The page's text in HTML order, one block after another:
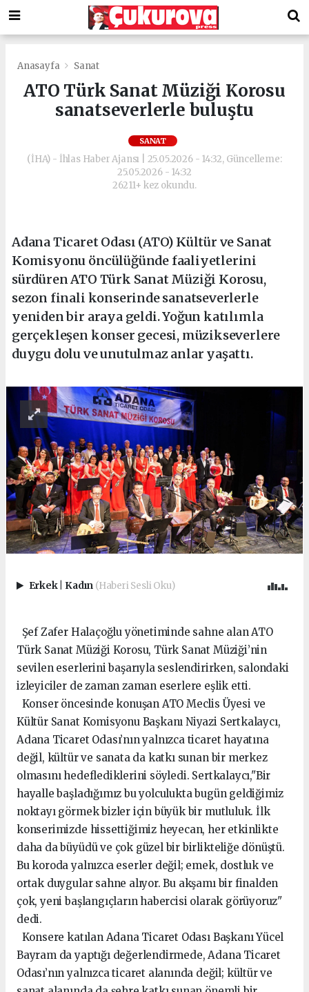
Anasayfa Sanat
ATO Türk Sanat Müziği Korosu
sanatseverlerle buluştu
SANAT
(İHA) - İhlas Haber Ajansı | 25.05.2026 - 14:32, Güncelleme:
25.05.2026 - 14:32
26211+ kez okundu.
Adana Ticaret Odası (ATO) Kültür ve Sanat
Komisyonu öncülüğünde faaliyetlerini
sürdüren ATO Türk Sanat Müziği Korosu,
sezon finali konserinde sanatseverlerle
yeniden bir araya geldi. Yoğun katılımla
gerçekleşen konser gecesi, müzikseverlere
duygu dolu ve unutulmaz anlar yaşattı.
Erkek Kadın (Haberi Sesli Oku)
Şef Zafer Halaçoğlu yönetiminde sahne alan ATO
Türk Sanat Müziği Korosu, Türk Sanat Müziği’nin
sevilen eserlerini başarıyla seslendirirken, salondaki
izleyiciler de zaman zaman eserlere eşlik etti.
Konser öncesinde konuşan ATO Meclis Üyesi ve
Kültür Sanat Komisyonu Başkanı Niyazi Sertkalaycı,
Adana Ticaret Odası’nın yalnızca ticaret hayatına
değil, kültür ve sanata da katkı sunan bir merkez
olmasını hedeflediklerini söyledi. Sertkalaycı,"Bir
hayalle başladığımız bu yolculukta bugün geldiğimiz
noktayı görmek bizler için büyük bir mutluluk. İlk
konserimizde hissettiğimiz heyecan, her etkinlikte
daha da büyüdü ve çok güzel bir birlikteliğe dönüştü.
Bu koroda yalnızca eserler değil; emek, dostluk ve
ortak duygular sahne alıyor. Bu akşamı bir finalden
çok, yeni başlangıçların habercisi olarak görüyoruz"
dedi.
Konsere katılan Adana Ticaret Odası Başkanı Yücel
Bayram da yaptığı değerlendirmede, Adana Ticaret
Odası’nın yalnızca ticaret alanında değil; kültür ve